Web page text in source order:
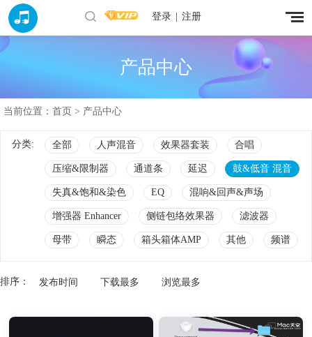
登录 注册
产品中心
当前位置： 首页 > 产品中心
分类: 全部 人声混音 效果器套装 合唱
压缩&限制器 通道条 延迟 鼓&低音 混音
失真&饱和&染色 EQ 混响&回声&声场
增强器 Enhancer 侧链包络效果器 滤波器
母带 瞬态 箱头箱体AMP 其他 频谱
排序： 发布时间 下载最多 浏览最多